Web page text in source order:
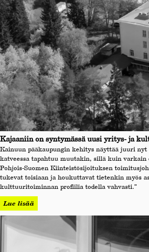
Kajaaniin on syntymässä uusi yritys- ja
Kainuun pääkaupungin kehitys näyttää juuri
katveessa tapahtuu muutakin, sillä kuin varkain
Pohjois-Suomen Kiinteistösijoituksen
tukevat toisiaan ja houkuttavat tietenkin myös
kulttuuritoiminnan profiilia todella vahvasti.”
Lue lisää